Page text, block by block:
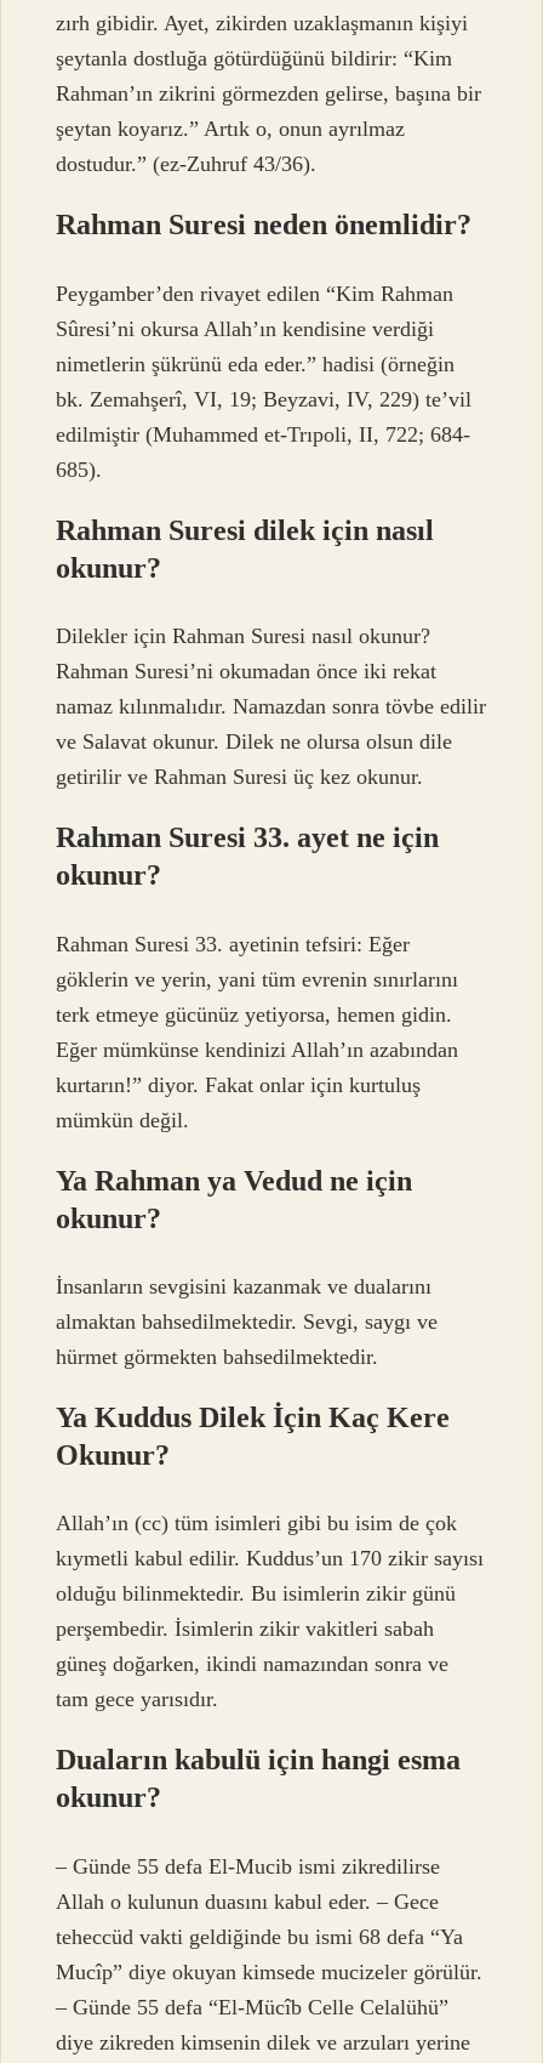
zırh gibidir. Ayet, zikirden uzaklaşmanın kişiyi
şeytanla dostluğa götürdüğünü bildirir: “Kim
Rahman’ın zikrini görmezden gelirse, başına bir
şeytan koyarız.” Artık o, onun ayrılmaz
dostudur.” (ez-Zuhruf 43/36).
Rahman Suresi neden önemlidir?
Peygamber’den rivayet edilen “Kim Rahman
Sûresi’ni okursa Allah’ın kendisine verdiği
nimetlerin şükrünü eda eder.” hadisi (örneğin
bk. Zemahşerî, VI, 19; Beyzavi, IV, 229) te’vil
edilmiştir (Muhammed et-Trıpoli, II, 722; 684-
685).
Rahman Suresi dilek için nasıl
okunur?
Dilekler için Rahman Suresi nasıl okunur?
Rahman Suresi’ni okumadan önce iki rekat
namaz kılınmalıdır. Namazdan sonra tövbe edilir
ve Salavat okunur. Dilek ne olursa olsun dile
getirilir ve Rahman Suresi üç kez okunur.
Rahman Suresi 33. ayet ne için
okunur?
Rahman Suresi 33. ayetinin tefsiri: Eğer
göklerin ve yerin, yani tüm evrenin sınırlarını
terk etmeye gücünüz yetiyorsa, hemen gidin.
Eğer mümkünse kendinizi Allah’ın azabından
kurtarın!” diyor. Fakat onlar için kurtuluş
mümkün değil.
Ya Rahman ya Vedud ne için
okunur?
İnsanların sevgisini kazanmak ve dualarını
almaktan bahsedilmektedir. Sevgi, saygı ve
hürmet görmekten bahsedilmektedir.
Ya Kuddus Dilek İçin Kaç Kere
Okunur?
Allah’ın (cc) tüm isimleri gibi bu isim de çok
kıymetli kabul edilir. Kuddus’un 170 zikir sayısı
olduğu bilinmektedir. Bu isimlerin zikir günü
perşembedir. İsimlerin zikir vakitleri sabah
güneş doğarken, ikindi namazından sonra ve
tam gece yarısıdır.
Duaların kabulü için hangi esma
okunur?
– Günde 55 defa El-Mucib ismi zikredilirse
Allah o kulunun duasını kabul eder. – Gece
teheccüd vakti geldiğinde bu ismi 68 defa “Ya
Mucîp” diye okuyan kimsede mucizeler görülür.
– Günde 55 defa “El-Mücîb Celle Celalühü”
diye zikreden kimsenin dilek ve arzuları yerine